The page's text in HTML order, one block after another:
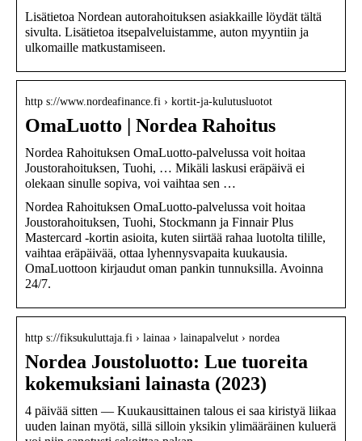
Lisätietoa Nordean autorahoituksen asiakkaille löydät tältä
sivulta. Lisätietoa itsepalveluistamme, auton myyntiin ja
ulkomaille matkustamiseen.
http s://www.nordeafinance.fi › kortit-ja-kulutusluotot
OmaLuotto | Nordea Rahoitus
Nordea Rahoituksen OmaLuotto-palvelussa voit hoitaa
Joustorahoituksen, Tuohi, … Mikäli laskusi eräpäivä ei
olekaan sinulle sopiva, voi vaihtaa sen …
Nordea Rahoituksen OmaLuotto-palvelussa voit hoitaa
Joustorahoituksen, Tuohi, Stockmann ja Finnair Plus
Mastercard -kortin asioita, kuten siirtää rahaa luotolta tilille,
vaihtaa eräpäivää, ottaa lyhennysvapaita kuukausia.
OmaLuottoon kirjaudut oman pankin tunnuksilla. Avoinna
24/7.
http s://fiksukuluttaja.fi › lainaa › lainapalvelut › nordea
Nordea Joustoluotto: Lue tuoreita
kokemuksiani lainasta (2023)
4 päivää sitten — Kuukausittainen talous ei saa kiristyä liikaa
uuden lainan myötä, sillä silloin yksikin ylimääräinen kuluerä